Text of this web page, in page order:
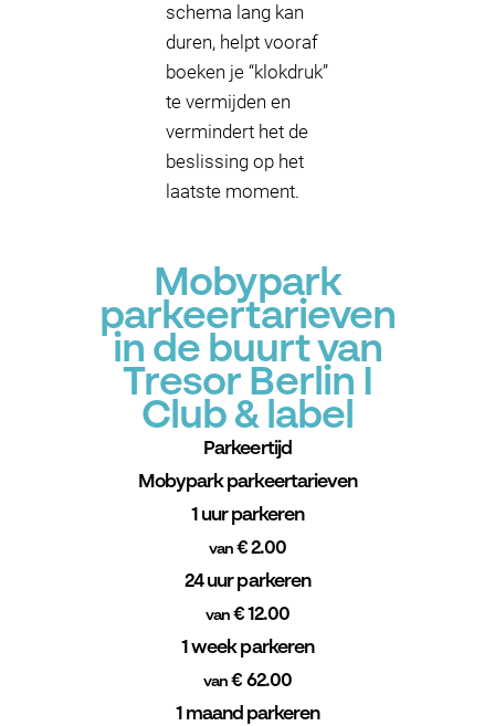
schema lang kan
duren, helpt vooraf
boeken je “klokdruk”
te vermijden en
vermindert het de
beslissing op het
laatste moment.
Mobypark
parkeertarieven
in de buurt van
Tresor Berlin I
Club & label
Parkeertijd
Mobypark parkeertarieven
1 uur parkeren
van€ 2.00
24 uur parkeren
van€ 12.00
1 week parkeren
van € 62.00
1 maand parkeren